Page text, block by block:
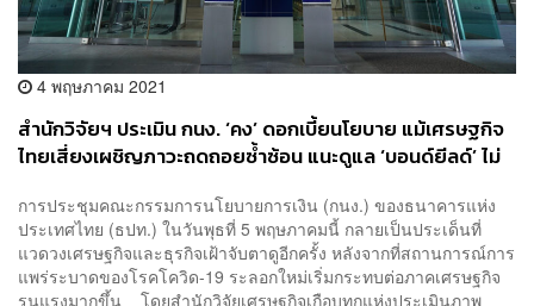
4 พฤษภาคม 2021
สำนักวิจัยฯ ประเมิน กนง. ‘คง’ ดอกเบี้ยนโยบาย แม้เศรษฐกิจ
ไทยเสี่ยงเผชิญภาวะถดถอยซ้ำซ้อน แนะดูแล ‘บอนด์ยีลด์’ ไม่
การประชุมคณะกรรมการนโยบายการเงิน (กนง.) ของธนาคารแห่ง
ประเทศไทย (ธปท.) ในวันพุธที่ 5 พฤษภาคมนี้ กลายเป็นประเด็นที่
แวดวงเศรษฐกิจและธุรกิจเฝ้าจับตาดูอีกครั้ง หลังจากที่สถานการณ์การ
แพร่ระบาดของโรคโควิด-19 ระลอกใหม่เริ่มกระทบต่อภาคเศรษฐกิจ
รุนแรงมากขึ้น โดยสำนักวิจัยเศรษฐกิจเกือบทุกแห่งประเมินภาพ